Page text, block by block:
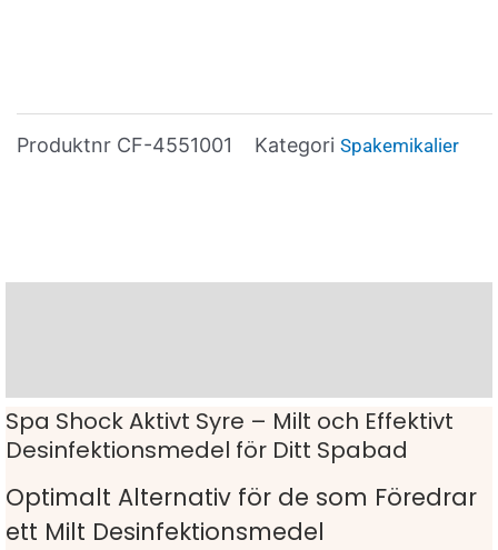
Produktnr CF-4551001 Kategori Spakemikalier
Spa Shock Aktivt Syre – Milt och Effektivt
Desinfektionsmedel för Ditt Spabad
Optimalt Alternativ för de som Föredrar
ett Milt Desinfektionsmedel